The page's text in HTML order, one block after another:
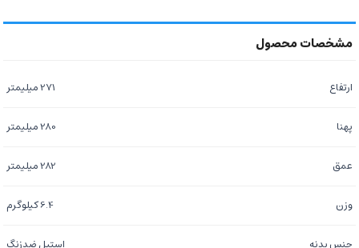
ارتفاع 271 میلیمتر
پهنا 280 میلیمتر
عمق 282 میلیمتر
وزن 6.4 کیلوگرم
جنس بدنه استیل ضدزنگ